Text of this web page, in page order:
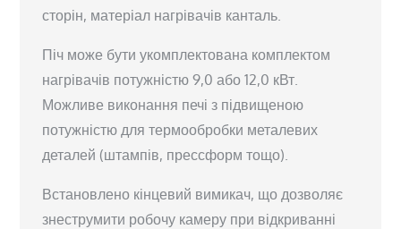
сторін, матеріал нагрівачів канталь.
Піч може бути укомплектована комплектом
нагрівачів потужністю 9,0 або 12,0 кВт.
Можливе виконання печі з підвищеною
потужністю для термообробки металевих
деталей (штампів, прессформ тощо).
Встановлено кінцевий вимикач, що дозволяє
знеструмити робочу камеру при відкриванні